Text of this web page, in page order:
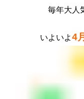
毎年大人
いよいよ4